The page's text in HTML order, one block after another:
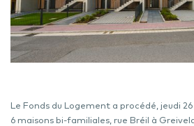
Le Fonds du Logement a procédé, jeudi
6 maisons bi-familiales, rue Bréil à